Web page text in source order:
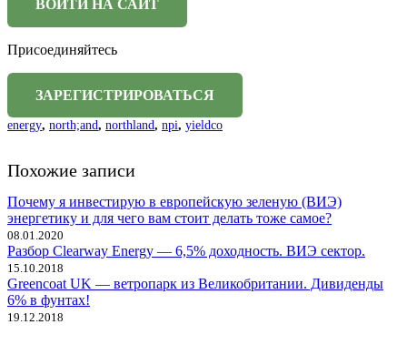
Присоединяйтесь
energy, north;and, northland, npi, yieldco
Похожие записи
Почему я инвестирую в европейскую зеленую (ВИЭ)
энергетику и для чего вам стоит делать тоже самое?
08.01.2020
Разбор Clearway Energy — 6,5% доходность. ВИЭ сектор.
15.10.2018
Greencoat UK — ветропарк из Великобритании. Дивиденды
6% в фунтах!
19.12.2018